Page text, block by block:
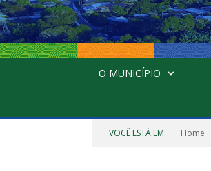
O MUNICÍPIO
VOCÊ ESTÁ EM: Home